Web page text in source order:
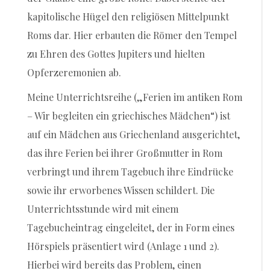
kapitolische Hügel den religiösen Mittelpunkt
Roms dar. Hier erbauten die Römer den Tempel
zu Ehren des Gottes Jupiters und hielten
Opferzeremonien ab.
Meine Unterrichtsreihe („Ferien im antiken Rom
– Wir begleiten ein griechisches Mädchen“) ist
auf ein Mädchen aus Griechenland ausgerichtet,
das ihre Ferien bei ihrer Großmutter in Rom
verbringt und ihrem Tagebuch ihre Eindrücke
sowie ihr erworbenes Wissen schildert. Die
Unterrichtsstunde wird mit einem
Tagebucheintrag eingeleitet, der in Form eines
Hörspiels präsentiert wird (Anlage 1 und 2).
Hierbei wird bereits das Problem, einen